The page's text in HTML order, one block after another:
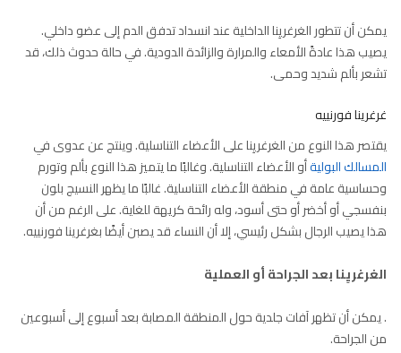
يمكن أن تتطور الغرغريِنا الداخلية عند انسداد تدفق الدم إلى عضو داخلي.
يصيب هذا عادةً الأمعاء والمرارة والزائدة الدودية. في حالة حدوث ذلك، قد
تشعر بألم شديد وحمى.
غرغرينا فورنييه
يقتصر هذا النوع من الغرغريِنا على الأعضاء التناسلية. وينتج عن عدوى في
المسالك البوليةأو الأعضاء التناسلية. وغالبًا ما يتميز هذا النوع بألم وتورم
وحساسية عامة في منطقة الأعضاء التناسلية. غالبًا ما يظهر النسيج بلون
بنفسجي أو أخضر أو ​​حتى أسود، وله رائحة كريهة للغاية. على الرغم من أن
هذا يصيب الرجال بشكل رئيسي، إلا أن النساء قد يصبن أيضًا بغرغرينا فورنييه.
الغرغريِنا بعد الجراحة أو العملية
. يمكن أن تظهر آفات جلدية حول المنطقة المصابة بعد أسبوع إلى أسبوعين
من الجراحة.